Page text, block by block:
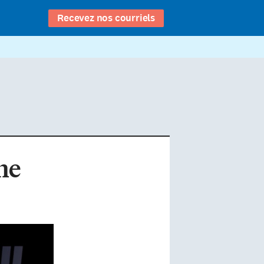
Recevez nos courriels